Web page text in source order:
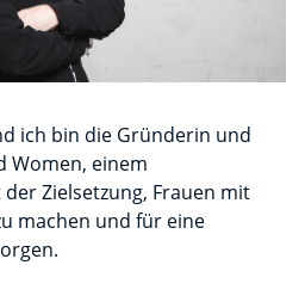
ich bin die Gründerin und
Women, einem
Zielsetzung, Frauen mit
machen und für eine